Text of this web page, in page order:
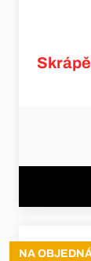
NA